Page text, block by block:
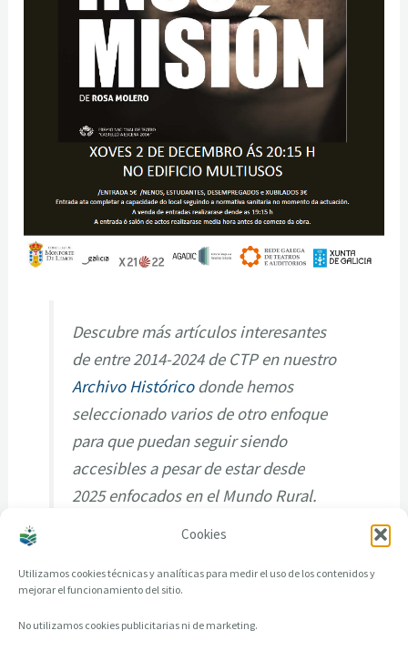
Cookies
Utilizamos cookies técnicas y analíticas para medir el uso de los contenidos y
mejorar el funcionamiento del sitio.
No utilizamos cookies publicitarias ni de marketing.
Descubre más artículos interesantes
de entre 2014-2024 de CTP en nuestro
Archivo Históricodonde hemos
seleccionado varios de otro enfoque
para que puedan seguir siendo
accesibles a pesar de estar desde
2025 enfocados en el Mundo Rural.